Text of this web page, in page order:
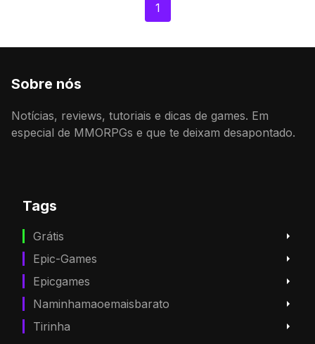
1
Sobre nós
Notícias, reviews, tutoriais e dicas de games. Em
especial de MMORPGs e que te deixam desapontado.
Tags
Grátis
Epic-Games
Epicgames
Naminhamaoemaisbarato
Tirinha